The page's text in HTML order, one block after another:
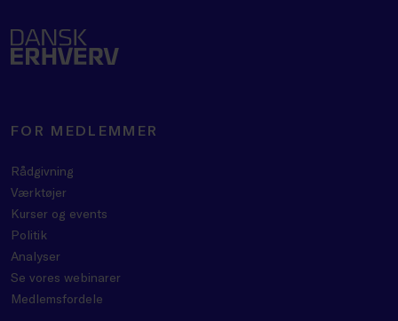
FOR MEDLEMMER
Rådgivning
Værktøjer
Kurser og events
Politik
Analyser
Se vores webinarer
Medlemsfordele